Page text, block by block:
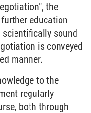
the
education
sound
is conveyed
manner.
to the
regularly
both through